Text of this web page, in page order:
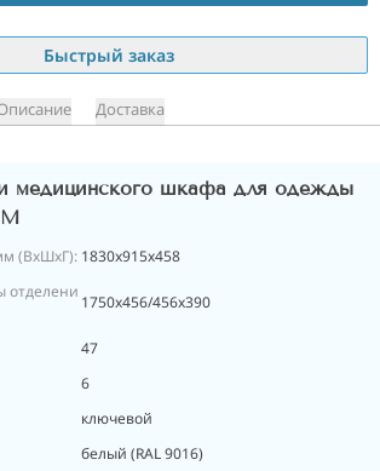
Быстрый заказ
Доставка
медицинского шкафа для одежды
(ВхШхГ): 1830x915x458
отделени
1750x456/456x390
47
6
ключевой
белый (RAL 9016)